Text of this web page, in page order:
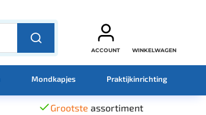
ACCOUNT WINKELWAGEN
Mondkapjes Praktijkinrichting
Grootste assortiment